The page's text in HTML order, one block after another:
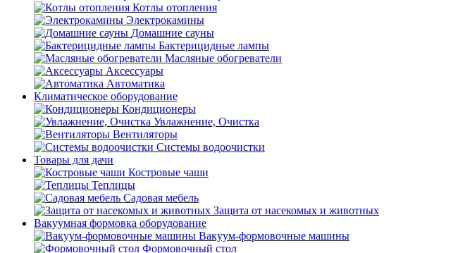
Котлы отопления
Электрокамины
Домашние сауны
Бактерицидные лампы
Масляные обогреватели
Аксессуары
Автоматика
Климатическое оборудование
Кондиционеры
Увлажнение, Очистка
Вентиляторы
Системы водоочистки
Товары для дачи
Костровые чаши
Теплицы
Садовая мебель
Защита от насекомых и животных
Вакуумная формовка оборудование
Вакуум-формовочные машины
Формовочный стол